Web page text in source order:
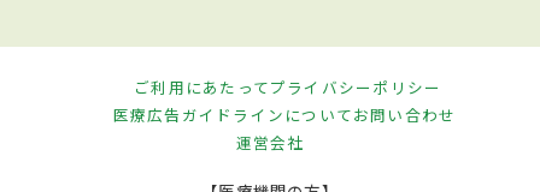
ご利用にあたってプライバシーポリシー
医療広告ガイドラインについてお問い合わせ
運営会社